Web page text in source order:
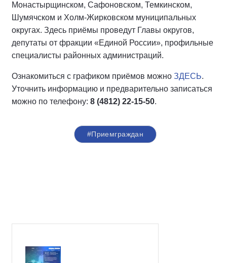
Монастырщинском, Сафоновском, Темкинском,
Шумячском и Холм-Жирковском муниципальных
округах. Здесь приёмы проведут Главы округов,
депутаты от фракции «Единой России», профильные
специалисты районных администраций.
Ознакомиться с графиком приёмов можно ЗДЕСЬ.
Уточнить информацию и предварительно записаться
можно по телефону: 8 (4812) 22-15-50.
#Приемграждан